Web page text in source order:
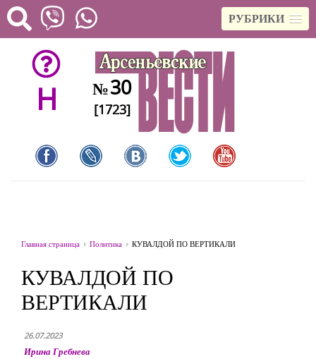
РУБРИКИ
H №30
[1723]
Главная страница Политика КУВАЛДОЙ ПО ВЕРТИКАЛИ
КУВАЛДОЙ ПО
ВЕРТИКАЛИ
26.07.2023
Ирина Гребнева